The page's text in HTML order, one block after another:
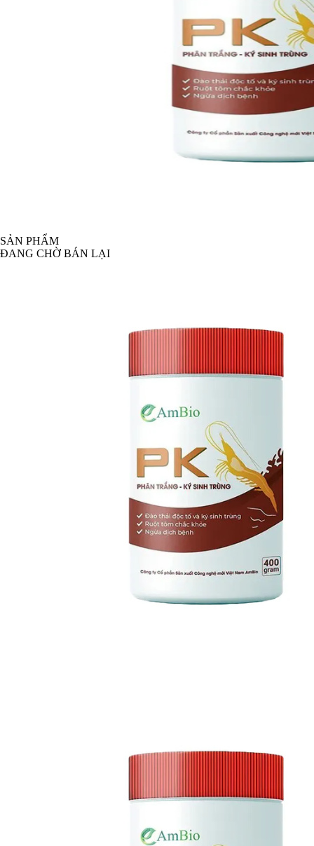
SẢN PHẨM
ĐANG CHỜ BÁN LẠI